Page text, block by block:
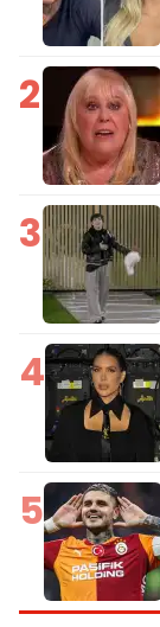
2
3
4
5